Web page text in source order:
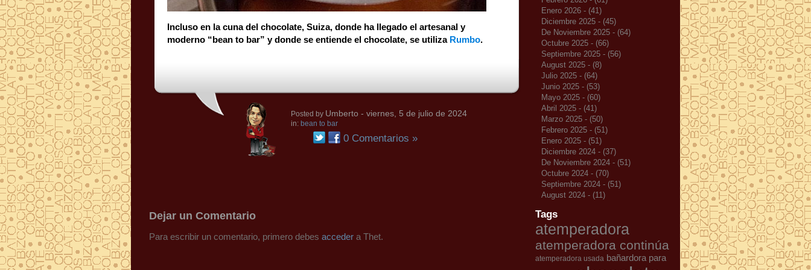
Incluso en la cuna del chocolate, Suiza, donde ha llegado el artesanal y
moderno “bean to bar” y donde se entiende el chocolate, se utiliza Rumbo.
Posted by Umberto - viernes, 5 de julio de 2024
in: bean to bar
0 Comentarios »
Dejar un Comentario
Para escribir un comentario, primero debes acceder a Thet.
Enero 2026 - (41)
Diciembre 2025 - (45)
De Noviembre 2025 - (64)
Octubre 2025 - (66)
Septiembre 2025 - (56)
August 2025 - (8)
Julio 2025 - (64)
Junio 2025 - (53)
Mayo 2025 - (60)
Abril 2025 - (41)
Marzo 2025 - (50)
Febrero 2025 - (51)
Enero 2025 - (51)
Diciembre 2024 - (37)
De Noviembre 2024 - (51)
Octubre 2024 - (70)
Septiembre 2024 - (51)
August 2024 - (11)
Tags
atemperadora
atemperadora continúa
atemperadora usada bañardora para